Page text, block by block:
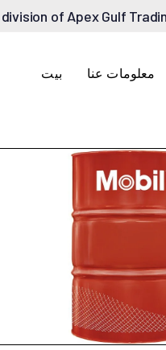
of Apex Gulf
بيت معلومات عنا